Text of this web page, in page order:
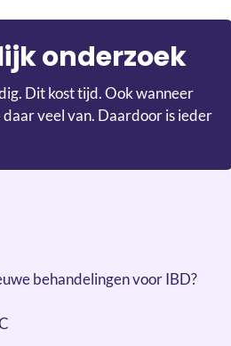
onderzoek
Dit kost tijd. Ook wanneer
veel van. Daardoor is ieder
behandelingen voor IBD?